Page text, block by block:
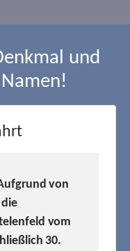
und
von
vom
30.